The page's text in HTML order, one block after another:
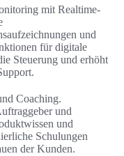
mit Realtime-
und
für digitale
Steuerung und erhöht
Coaching.
und
und
Schulungen
der Kunden.